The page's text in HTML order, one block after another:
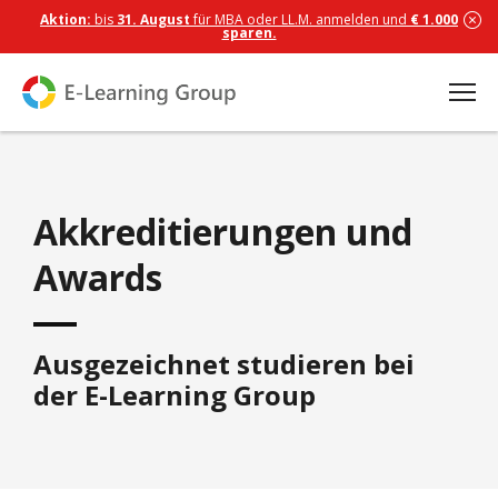
Aktion: bis 31. Augustfür MBA oder LL.M. anmelden und € 1.000
sparen.
Akkreditierungen und
Awards
Ausgezeichnet studieren bei
der E-Learning Group